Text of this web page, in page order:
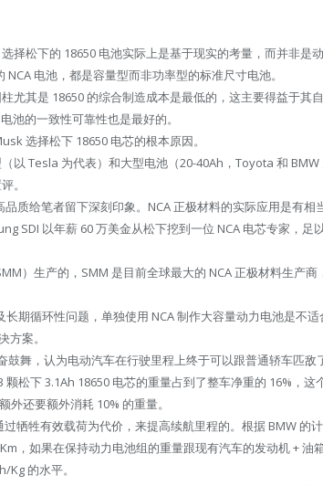
择松下的 18650 电池实际上是基于现实的考量，而并非是
电池，都是容量型而非功率型的标准尺寸电池。
尤其是 18650 的综合制造成本是最低的，这主要得益于其
池的一致性可靠性也是最好的。
选择松下 18650 电芯的根本原因。
以 Tesla 为代表）和大型电池（20-40Ah，Toyota 和 BMW
。
质给笔者留下深刻印象。NCA 正极材料的实际应用是有相
SDI 以年薪 60 万美金从松下挖到一位 NCA 电芯专家，足
）生产的，SMM 是目前全球最大的 NCA 正极材料生产商
期循环性问题，单独使用 NCA 制作大容量动力电池是不适
方案。
舞，认为电动汽车在行驶里程上终于可以跟普通轿车匹敌
松下 3.1Ah 18650 电芯的重量占到了整车净重的 16%，这
还要额外消耗 10% 的重量。
牺牲有效载荷为代价，来提高续航里程的。根据 BMW 的
，如果在保持动力电池组的重量跟现有汽车的发动机 + 油
的水平。